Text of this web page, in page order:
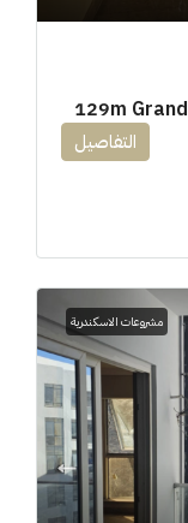
التفاصيل
مشروعات الاسكندرية